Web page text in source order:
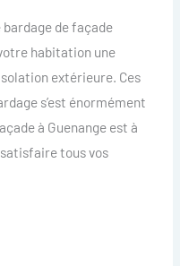
bardage de façade
habitation une
extérieure. Ces
s’est énormément
à Guenange est à
tous vos